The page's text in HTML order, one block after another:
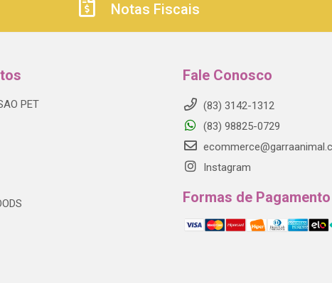
Notas Fiscais
PET
Fale Conosco
(83) 3142-1312
(83) 98825-0729
Instagram
Formas de Pagamento